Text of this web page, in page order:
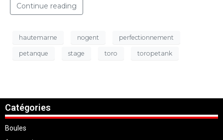
Continue reading
hautemarne nogent perfectionnement
petanque stage toro toropetank
Catégories
Boules